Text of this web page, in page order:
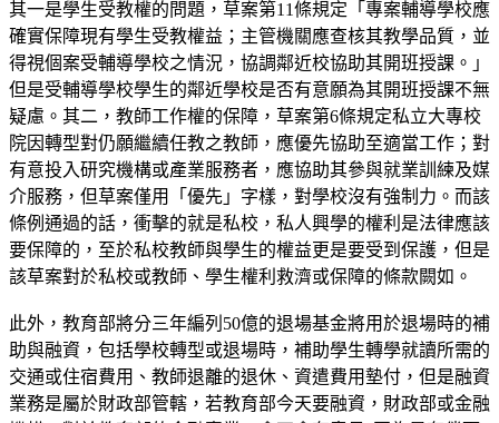
其一是學生受教權的問題，草案第11條規定「專案輔導學校應
確實保障現有學生受教權益；主管機關應查核其教學品質，並
得視個案受輔導學校之情況，協調鄰近校協助其開班授課。」
但是受輔導學校學生的鄰近學校是否有意願為其開班授課不無
疑慮。其二，教師工作權的保障，草案第6條規定私立大專校
院因轉型對仍願繼續任教之教師，應優先協助至適當工作；對
有意投入研究機構或產業服務者，應協助其參與就業訓練及媒
介服務，但草案僅用「優先」字樣，對學校沒有強制力。而該
條例通過的話，衝擊的就是私校，私人興學的權利是法律應該
要保障的，至於私校教師與學生的權益更是要受到保護，但是
該草案對於私校或教師、學生權利救濟或保障的條款闕如。
此外，教育部將分三年編列50億的退場基金將用於退場時的補
助與融資，包括學校轉型或退場時，補助學生轉學就讀所需的
交通或住宿費用、教師退離的退休、資遣費用墊付，但是融資
業務是屬於財政部管轄，若教育部今天要融資，財政部或金融